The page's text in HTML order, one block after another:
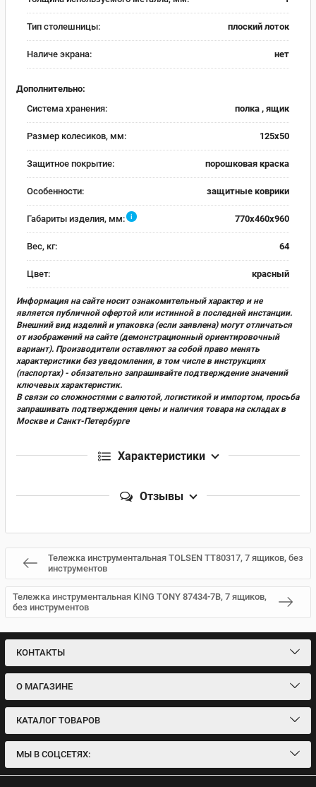
Тип столешницы: плоский лоток
Наличе экрана: нет
Дополнительно:
Система хранения:
полка , ящик
Размер колесиков, мм: 125х50
Защитное покрытие: порошковая краска
Особенности: защитные коврики
Габариты изделия, мм: i 770х460х960
Вес, кг: 64
Цвет: красный
Информация на сайте носит ознакомительный характер и не
является публичной офертой или истинной в последней инстанции.
Внешний вид изделий и упаковка (если заявлена) могут отличаться
от изображений на сайте (демонстрационный ориентировочный
вариант). Производители оставляют за собой право менять
характеристики без уведомления, в том числе в инструкциях
(паспортах) - обязательно запрашивайте подтверждение значений
ключевых характеристик.
В связи со сложностями с валютой, логистикой и импортом, просьба
запрашивать подтверждения цены и наличия товара на складах в
Москве и Санкт-Петербурге
Характеристики
Отзывы
Тележка инструментальная TOLSEN TT80317, 7 ящиков, без
инструментов
Тележка инструментальная KING TONY 87434-7B, 7 ящиков,
без инструментов
КОНТАКТЫ
О МАГАЗИНЕ
КАТАЛОГ ТОВАРОВ
МЫ В СОЦСЕТЯХ: